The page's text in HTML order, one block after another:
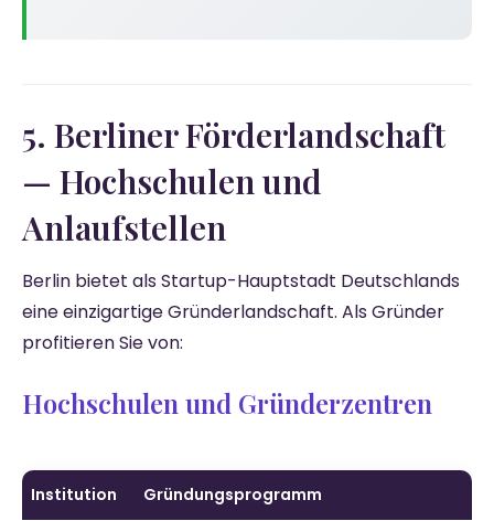
5. Berliner Förderlandschaft
— Hochschulen und
Anlaufstellen
Berlin bietet als Startup-Hauptstadt Deutschlands
eine einzigartige Gründerlandschaft. Als Gründer
profitieren Sie von:
Hochschulen und Gründerzentren
Institution Gründungsprogramm